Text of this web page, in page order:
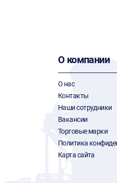
О компании
О нас
Контакты
Наши сотрудники
Вакансии
Торговые марки
Политика
Карта сайта